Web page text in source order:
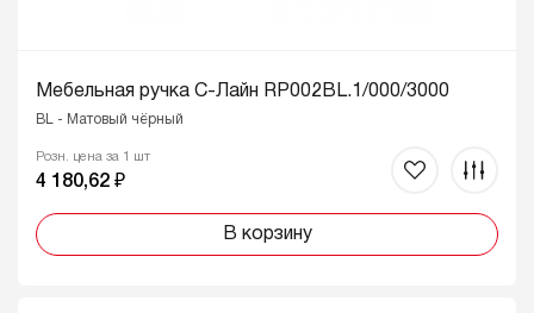
Мебельная ручка C-Лайн RP002BL.1/000/3000
BL - Матовый чёрный
Розн. цена за 1 шт
4 180,62 ₽
В корзину